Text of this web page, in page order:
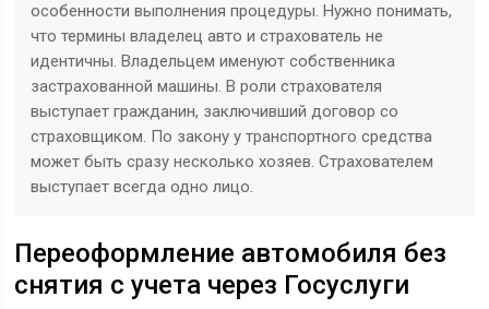
особенности выполнения процедуры. Нужно понимать,
что термины владелец авто и страхователь не
идентичны. Владельцем именуют собственника
застрахованной машины. В роли страхователя
выступает гражданин, заключивший договор со
страховщиком. По закону у транспортного средства
может быть сразу несколько хозяев. Страхователем
выступает всегда одно лицо.
Переоформление автомобиля без
снятия с учета через Госуслуги